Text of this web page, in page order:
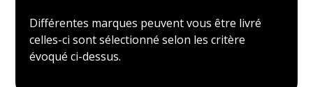
Différentes marques peuvent vous être livré
celles-ci sont sélectionné selon les critère
évoqué ci-dessus.